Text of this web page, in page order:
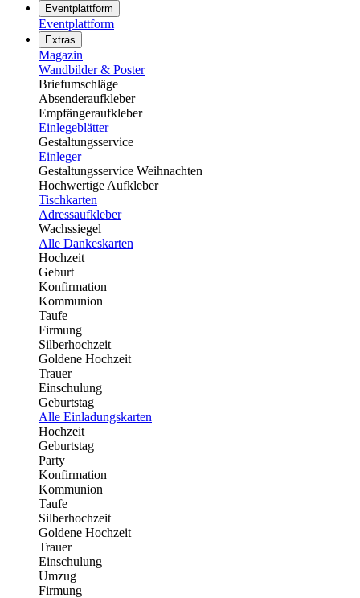
Eventplattform
Eventplattform
Extras
Magazin
Wandbilder & Poster
Briefumschläge
Absenderaufkleber
Empfängeraufkleber
Einlegeblätter
Gestaltungsservice
Einleger
Gestaltungsservice Weihnachten
Hochwertige Aufkleber
Tischkarten
Adressaufkleber
Wachssiegel
Alle Dankeskarten
Hochzeit
Geburt
Konfirmation
Kommunion
Taufe
Firmung
Silberhochzeit
Goldene Hochzeit
Trauer
Einschulung
Geburtstag
Alle Einladungskarten
Hochzeit
Geburtstag
Party
Konfirmation
Kommunion
Taufe
Silberhochzeit
Goldene Hochzeit
Trauer
Einschulung
Umzug
Firmung